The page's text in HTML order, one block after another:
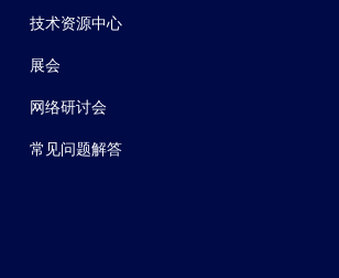
技术资源中心
展会
网络研讨会
常见问题解答